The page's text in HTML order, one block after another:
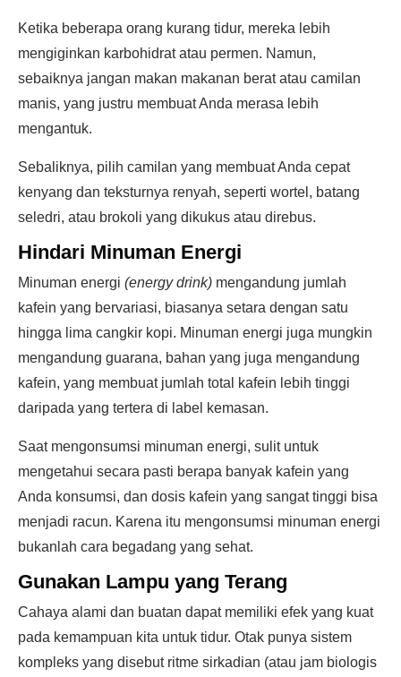
Ketika beberapa orang kurang tidur, mereka lebih
mengiginkan karbohidrat atau permen. Namun,
sebaiknya jangan makan makanan berat atau camilan
manis, yang justru membuat Anda merasa lebih
mengantuk.
Sebaliknya, pilih camilan yang membuat Anda cepat
kenyang dan teksturnya renyah, seperti wortel, batang
seledri, atau brokoli yang dikukus atau direbus.
Hindari Minuman Energi
Minuman energi (energy drink) mengandung jumlah
kafein yang bervariasi, biasanya setara dengan satu
hingga lima cangkir kopi. Minuman energi juga mungkin
mengandung guarana, bahan yang juga mengandung
kafein, yang membuat jumlah total kafein lebih tinggi
daripada yang tertera di label kemasan.
Saat mengonsumsi minuman energi, sulit untuk
mengetahui secara pasti berapa banyak kafein yang
Anda konsumsi, dan dosis kafein yang sangat tinggi bisa
menjadi racun. Karena itu mengonsumsi minuman energi
bukanlah cara begadang yang sehat.
Gunakan Lampu yang Terang
Cahaya alami dan buatan dapat memiliki efek yang kuat
pada kemampuan kita untuk tidur. Otak punya sistem
kompleks yang disebut ritme sirkadian (atau jam biologis